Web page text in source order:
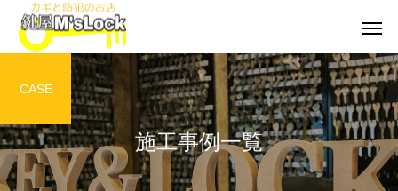
施工事例一覧
CASE